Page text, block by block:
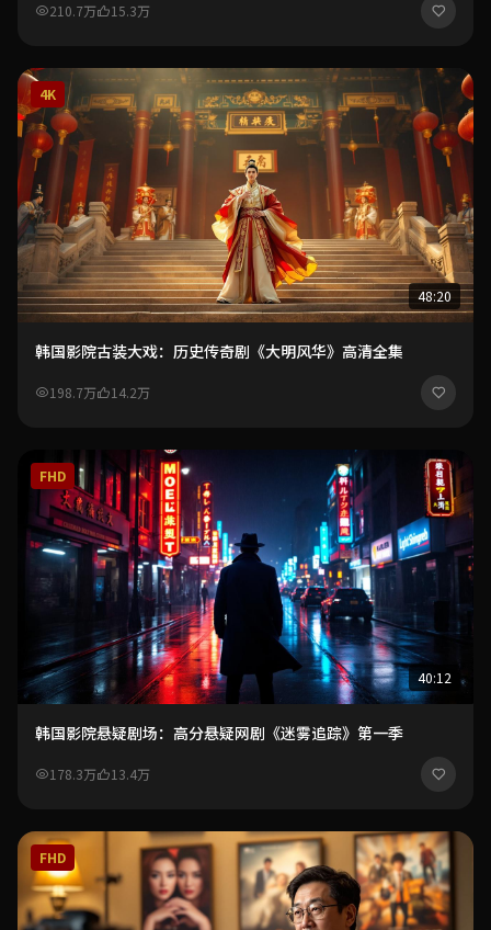
210.7万 15.3万
4K
48:20
韩国影院古装大戏：历史传奇剧《大明风华》高清全集
198.7万 14.2万
FHD
40:12
韩国影院悬疑剧场：高分悬疑网剧《迷雾追踪》第一季
178.3万 13.4万
FHD